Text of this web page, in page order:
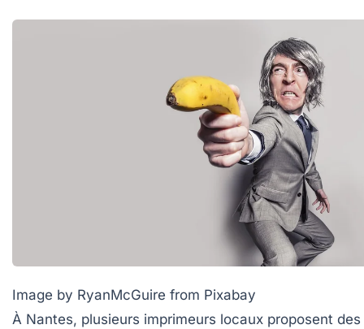
Image by RyanMcGuire from Pixabay
À Nantes, plusieurs imprimeurs locaux proposent des